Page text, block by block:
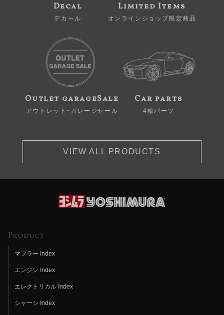
Decal
デカール
Limited Items
オンラインショップ限定商品
Outlet garageSale
アウトレット・ガレージセール
Car parts
4輪パーツ
VIEW ALL PRODUCTS
Product
マフラー Index
エンジン Index
エレクトリカル Index
シャーシ Index